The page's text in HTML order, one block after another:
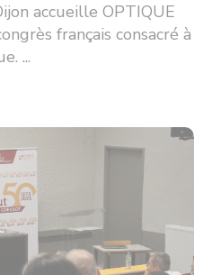
accueille OPTIQUE
français consacré à
...